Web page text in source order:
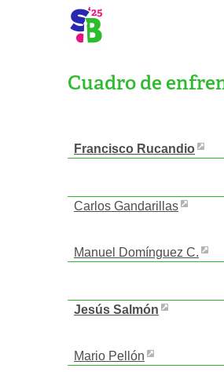
Cuadro de
Francisco Rucandio
Carlos Gandarillas
Manuel Domínguez C.
Jesús Salmón
Mario Pellón